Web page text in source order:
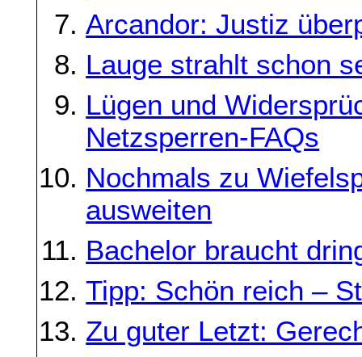
Arcandor: Justiz
Lauge strahlt schon
Lügen und
Netzsperren-FAQs
Nochmals zu
ausweiten
Bachelor braucht
Tipp: Schön reich –
Zu guter Letzt: